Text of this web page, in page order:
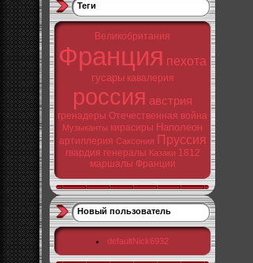
Теги
Великобритания
Франция пехота
гусары кавалерия
россия австрия
гренадеры Отечественная война
Музыканты кирасиры Наполеон
артиллерия Саксония Пруссия
гвардия генералы Казаки 1812
маршалы Франции
Новый пользователь
defaultNick6932